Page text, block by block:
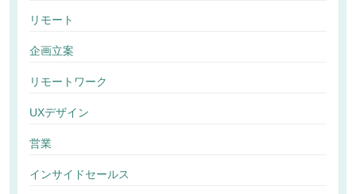
リモート
企画立案
リモートワーク
UXデザイン
営業
インサイドセールス